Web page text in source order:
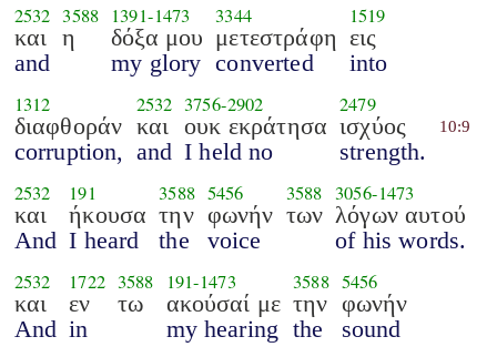
2532
και
and
3588
η
1391-1473
δόξα μου
my glory
3344
μετεστράφη
converted
1519
εις
into
1312
διαφθοράν
corruption,
2532
και
and
3756-2902
ουκ εκράτησα
I held no
2479
ισχύος
strength.
10:9
2532
και
And
191
ήκουσα
I heard
3588
την
the
5456
φωνήν
voice
3588
των
3056-1473
λόγων αυτού
of his words.
2532
και
And
1722
εν
in
3588
τω
191-1473
ακούσαί με
my hearing
3588
την
the
5456
φωνήν
sound